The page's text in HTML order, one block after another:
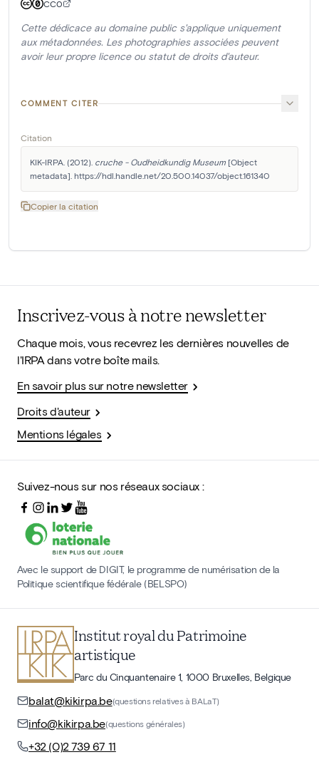
CC0
Cette dédicace au domaine public s'applique uniquement
aux métadonnées. Les photographies associées peuvent
avoir leur propre licence ou statut de droits d'auteur.
COMMENT CITER
Citation
KIK-IRPA. (2012). cruche - Oudheidkundig Museum [Object
metadata]. https://hdl.handle.net/20.500.14037/object.161340
Copier la citation
Inscrivez-vous à notre newsletter
Chaque mois, vous recevrez les dernières nouvelles de
l'IRPA dans votre boîte mails.
En savoir plus sur notre newsletter
Droits d'auteur
Mentions légales
Suivez-nous sur nos réseaux sociaux :
Avec le support de DIGIT, le programme de numérisation de la
Politique scientifique fédérale (BELSPO)
Institut royal du Patrimoine
artistique
Parc du Cinquantenaire 1, 1000 Bruxelles, Belgique
balat@kikirpa.be(questions relatives à BALaT)
info@kikirpa.be(questions générales)
+32 (0)2 739 67 11